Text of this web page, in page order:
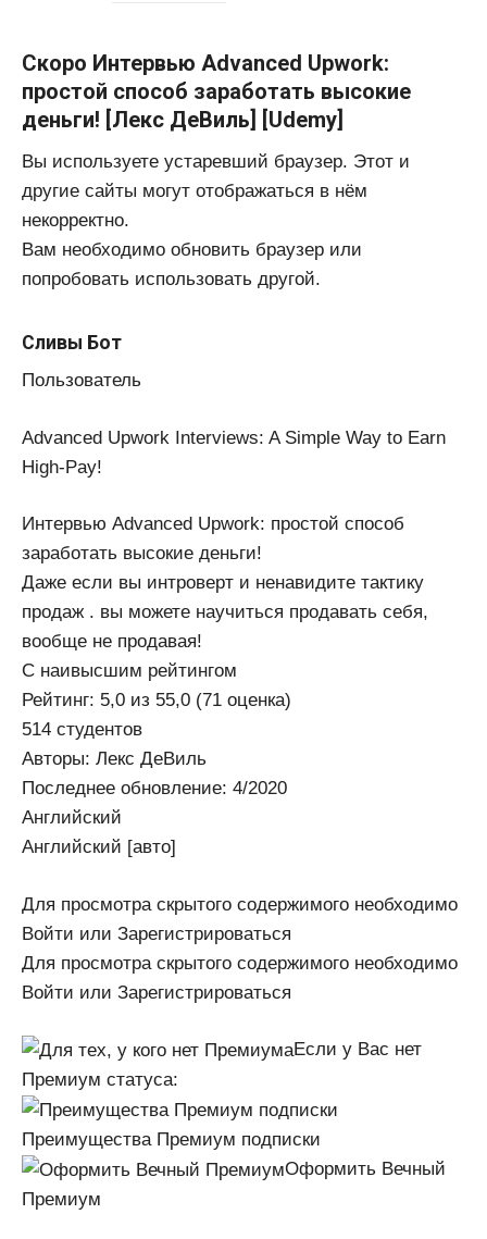
Скоро Интервью Advanced Upwork:
простой способ заработать высокие
деньги! [Лекс ДеВиль] [Udemy]
Вы используете устаревший браузер. Этот и
другие сайты могут отображаться в нём
некорректно.
Вам необходимо обновить браузер или
попробовать использовать другой.
Сливы Бот
Пользователь
Advanced Upwork Interviews: A Simple Way to Earn
High-Pay!
Интервью Advanced Upwork: простой способ
заработать высокие деньги!
Даже если вы интроверт и ненавидите тактику
продаж . вы можете научиться продавать себя,
вообще не продавая!
С наивысшим рейтингом
Рейтинг: 5,0 из 55,0 (71 оценка)
514 студентов
Авторы: Лекс ДеВиль
Последнее обновление: 4/2020
Английский
Английский [авто]
Для просмотра скрытого содержимого необходимо
Войти или Зарегистрироваться
Для просмотра скрытого содержимого необходимо
Войти или Зарегистрироваться
Если у Вас нет
Премиум статуса:
Преимущества Премиум подписки
Оформить Вечный
Премиум